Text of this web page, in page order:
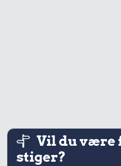
3,27 kr.
1 kg sukker
Vil du være
stiger?